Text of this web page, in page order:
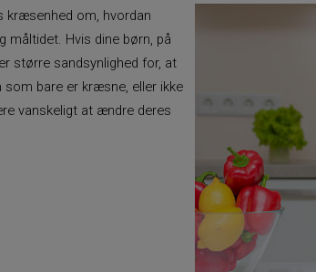
kræsenhed om, hvordan
måltidet. Hvis dine børn, på
større sandsynlighed for, at
bare er kræsne, eller ikke
vanskeligt at ændre deres